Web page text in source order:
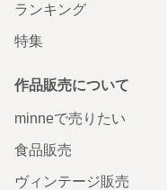
ランキング
特集
作品販売について
minneで売りたい
食品販売
ヴィンテージ販売